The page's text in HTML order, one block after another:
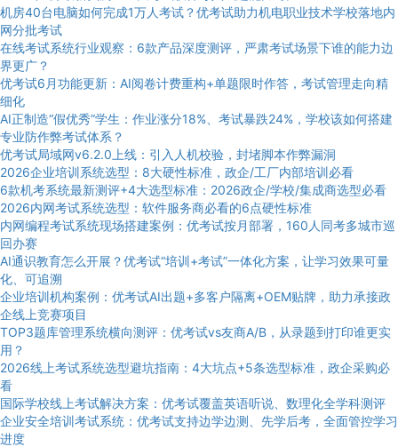
机房40台电脑如何完成1万人考试？优考试助力机电职业技术学校落地内
网分批考试
在线考试系统行业观察：6款产品深度测评，严肃考试场景下谁的能力边
界更广？
优考试6月功能更新：AI阅卷计费重构+单题限时作答，考试管理走向精
细化
AI正制造“假优秀”学生：作业涨分18%、考试暴跌24%，学校该如何搭建
专业防作弊考试体系？
优考试局域网v6.2.0上线：引入人机校验，封堵脚本作弊漏洞
2026企业培训系统选型：8大硬性标准，政企/工厂内部培训必看
6款机考系统最新测评+4大选型标准：2026政企/学校/集成商选型必看
2026内网考试系统选型：软件服务商必看的6点硬性标准
内网编程考试系统现场搭建案例：优考试按月部署，160人同考多城市巡
回办赛
AI通识教育怎么开展？优考试“培训+考试”一体化方案，让学习效果可量
化、可追溯
企业培训机构案例：优考试AI出题+多客户隔离+OEM贴牌，助力承接政
企线上竞赛项目
TOP3题库管理系统横向测评：优考试vs友商A/B，从录题到打印谁更实
用？
2026线上考试系统选型避坑指南：4大坑点+5条选型标准，政企采购必
看
国际学校线上考试解决方案：优考试覆盖英语听说、数理化全学科测评
企业安全培训考试系统：优考试支持边学边测、先学后考，全面管控学习
进度